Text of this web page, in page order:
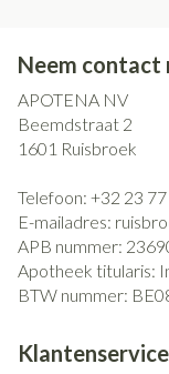
Neem contact
APOTENA NV
Beemdstraat 2
1601 Ruisbroek
Telefoon: +32 23
E-mailadres:
APB nummer:
Apotheek titularis:
BTW nummer:
Klantenservice